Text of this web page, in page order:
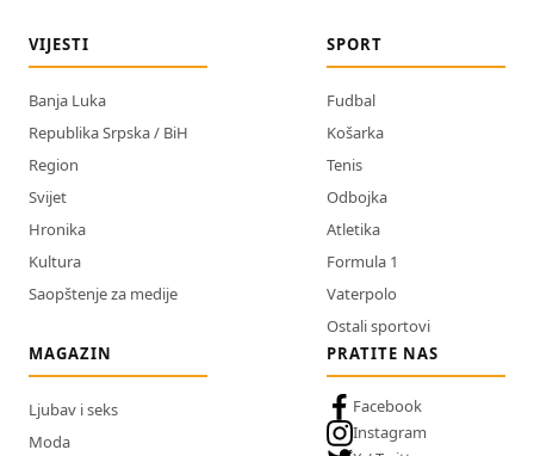
VIJESTI
Banja Luka
Republika Srpska / BiH
Region
Svijet
Hronika
Kultura
Saopštenje za medije
SPORT
Fudbal
Košarka
Tenis
Odbojka
Atletika
Formula 1
Vaterpolo
Ostali sportovi
MAGAZIN
Ljubav i seks
Moda
PRATITE NAS
Facebook
Instagram